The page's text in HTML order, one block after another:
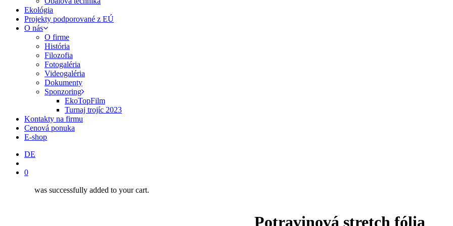
Ekológia
Projekty podporované z EÚ
O nás
O firme
História
Filozofia
Fotogaléria
Videogaléria
Dokumenty
Sponzoring
EkoTopFilm
Turnaj trojíc 2023
Kontakty na firmu
Cenová ponuka
E-shop
DE
0
was successfully added to your cart.
Potravinová stretch fólia